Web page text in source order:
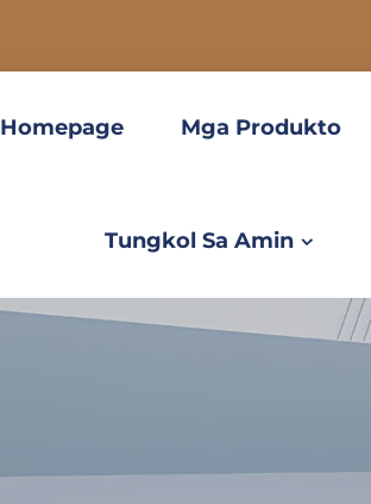
Homepage Mga Produkto
Tungkol Sa Amin